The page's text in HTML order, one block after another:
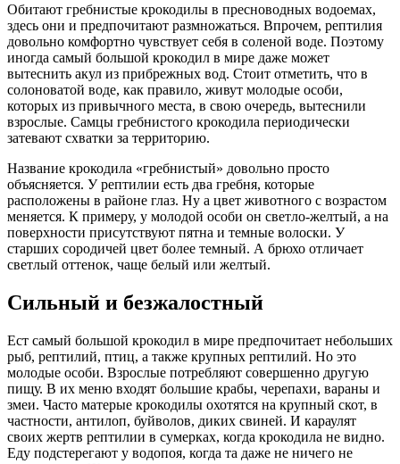
Обитают гребнистые крокодилы в пресноводных водоемах,
здесь они и предпочитают размножаться. Впрочем, рептилия
довольно комфортно чувствует себя в соленой воде. Поэтому
иногда самый большой крокодил в мире даже может
вытеснить акул из прибрежных вод. Стоит отметить, что в
солоноватой воде, как правило, живут молодые особи,
которых из привычного места, в свою очередь, вытеснили
взрослые. Самцы гребнистого крокодила периодически
затевают схватки за территорию.
Название крокодила «гребнистый» довольно просто
объясняется. У рептилии есть два гребня, которые
расположены в районе глаз. Ну а цвет животного с возрастом
меняется. К примеру, у молодой особи он светло-желтый, а на
поверхности присутствуют пятна и темные волоски. У
старших сородичей цвет более темный. А брюхо отличает
светлый оттенок, чаще белый или желтый.
Сильный и безжалостный
Ест самый большой крокодил в мире предпочитает небольших
рыб, рептилий, птиц, а также крупных рептилий. Но это
молодые особи. Взрослые потребляют совершенно другую
пищу. В их меню входят большие крабы, черепахи, вараны и
змеи. Часто матерые крокодилы охотятся на крупный скот, в
частности, антилоп, буйволов, диких свиней. И караулят
своих жертв рептилии в сумерках, когда крокодила не видно.
Еду подстерегают у водопоя, когда та даже не ничего не